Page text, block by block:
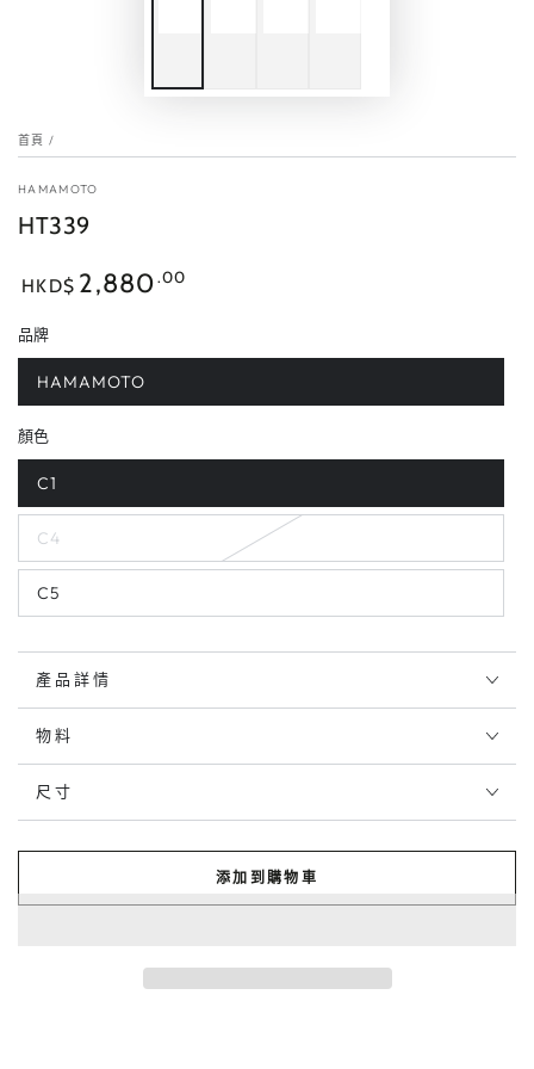
首頁 /
HAMAMOTO
HT339
正
價
HKD$ 2,880.00
品牌
HAMAMOTO
顏色
C1
C4
C5
產品詳情
物料
尺寸
添加到購物車